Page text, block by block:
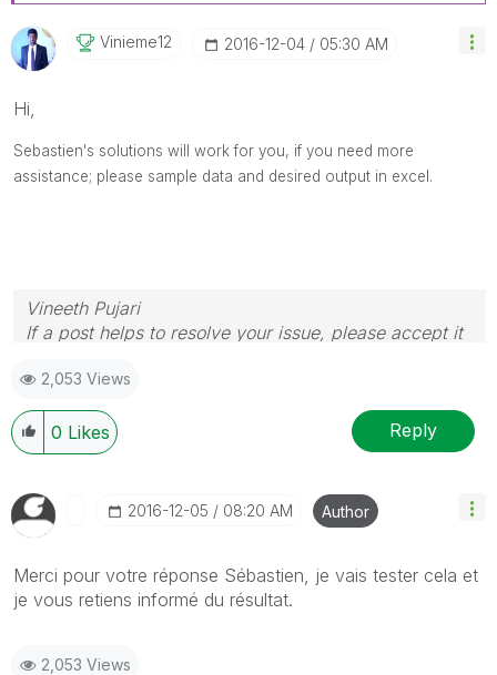
Vinieme12 ‎2016-12-04 05:30 AM
Hi,
Sebastien's solutions will work for you, if you need more
assistance; please sample data and desired output in excel.
Vineeth Pujari
If a post helps to resolve your issue, please accept it
2,053 Views
0 Likes Reply
‎2016-12-05 08:20 AM Author
Merci pour votre réponse Sébastien, je vais tester cela et
je vous retiens informé du résultat.
2,053 Views